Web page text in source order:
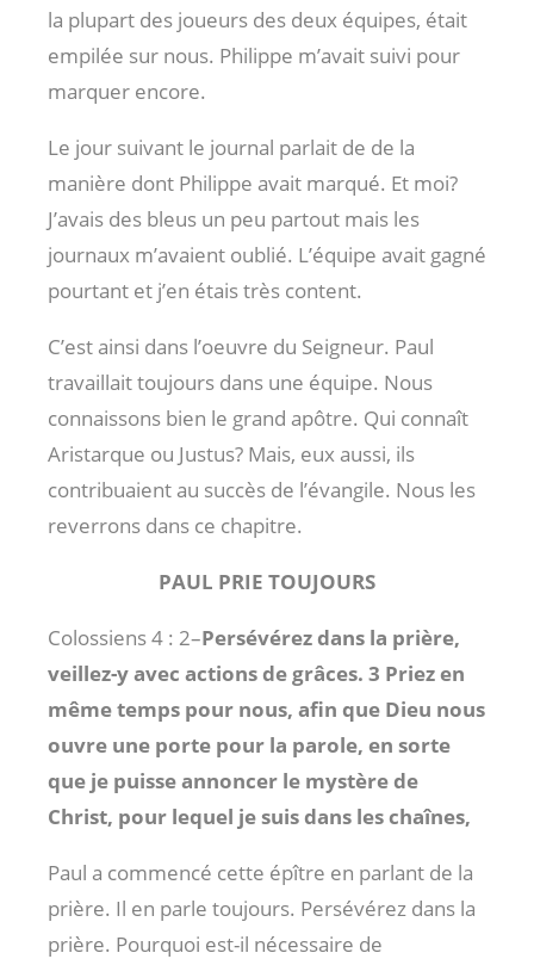
la plupart des joueurs des deux équipes, était
empilée sur nous. Philippe m’avait suivi pour
marquer encore.
Le jour suivant le journal parlait de de la
manière dont Philippe avait marqué. Et moi?
J’avais des bleus un peu partout mais les
journaux m’avaient oublié. L’équipe avait gagné
pourtant et j’en étais très content.
C’est ainsi dans l’oeuvre du Seigneur. Paul
travaillait toujours dans une équipe. Nous
connaissons bien le grand apôtre. Qui connaît
Aristarque ou Justus? Mais, eux aussi, ils
contribuaient au succès de l’évangile. Nous les
reverrons dans ce chapitre.
PAUL PRIE TOUJOURS
Colossiens 4 : 2–Persévérez dans la prière,
veillez-y avec actions de grâces. 3 Priez en
même temps pour nous, afin que Dieu nous
ouvre une porte pour la parole, en sorte
que je puisse annoncer le mystère de
Christ, pour lequel je suis dans les chaînes,
Paul a commencé cette épître en parlant de la
prière. Il en parle toujours. Persévérez dans la
prière. Pourquoi est-il nécessaire de